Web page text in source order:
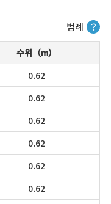
범례 ？
수위（m）
0.62
0.62
0.62
0.62
0.62
0.62